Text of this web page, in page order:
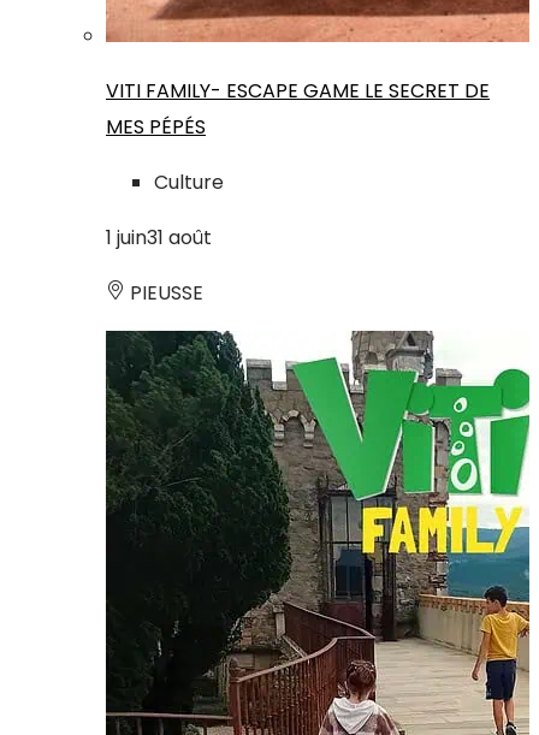
VITI FAMILY- ESCAPE GAME LE SECRET DE
MES PÉPÉS
Culture
1 juin31 août
PIEUSSE